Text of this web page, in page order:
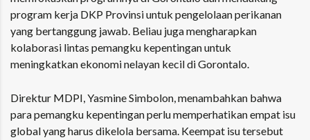
program kerja DKP Provinsi untuk pengelolaan perikanan
yang bertanggung jawab. Beliau juga mengharapkan
kolaborasi lintas pemangku kepentingan untuk
meningkatkan ekonomi nelayan kecil di Gorontalo.
Direktur MDPI, Yasmine Simbolon, menambahkan bahwa
para pemangku kepentingan perlu memperhatikan empat isu
global yang harus dikelola bersama. Keempat isu tersebut